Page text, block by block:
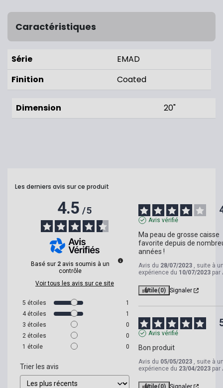
Caractéristiques
Série
EMAD
Finition
Coated
Dimension 20"
Les derniers avis sur ce produit
4.5/5
Basé sur 2 avis soumis à un
contrôle
Voir tous les avis sur ce site
5 étoiles
1
4 étoiles
1
3 étoiles
0
2 étoiles
0
1 étoile 0
Trier les avis
Avis vérifié
Ma peau de grosse caisse
favorite depuis de
années !
Avis du 28/07/2023 , suite à
expérience du 10/07/2023 par
Utile(0) Signaler
Avis vérifié
Bon produit
Avis du 05/05/2023 , suite à
expérience du 23/04/2023 par
Utile(0) Signaler